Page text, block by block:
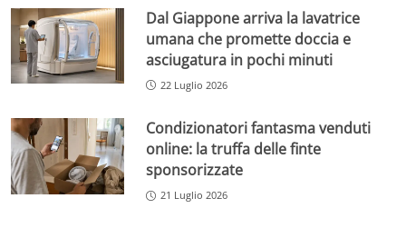
Dal Giappone arriva la lavatrice
umana che promette doccia e
asciugatura in pochi minuti
22 Luglio 2026
Condizionatori fantasma venduti
online: la truffa delle finte
sponsorizzate
21 Luglio 2026